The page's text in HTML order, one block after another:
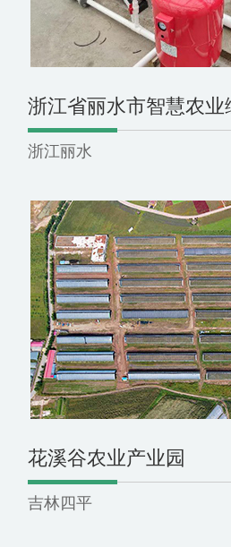
浙江省丽水市智慧农
浙江丽水
花溪谷农业产业园
吉林四平